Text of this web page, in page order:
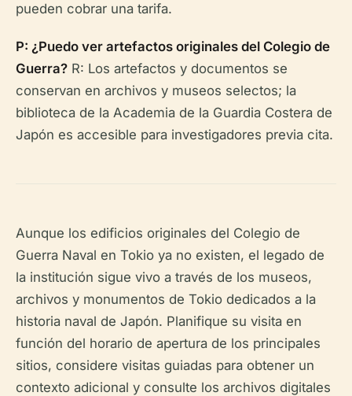
pueden cobrar una tarifa.
P: ¿Puedo ver artefactos originales del Colegio de
Guerra? R: Los artefactos y documentos se
conservan en archivos y museos selectos; la
biblioteca de la Academia de la Guardia Costera de
Japón es accesible para investigadores previa cita.
Aunque los edificios originales del Colegio de
Guerra Naval en Tokio ya no existen, el legado de
la institución sigue vivo a través de los museos,
archivos y monumentos de Tokio dedicados a la
historia naval de Japón. Planifique su visita en
función del horario de apertura de los principales
sitios, considere visitas guiadas para obtener un
contexto adicional y consulte los archivos digitales